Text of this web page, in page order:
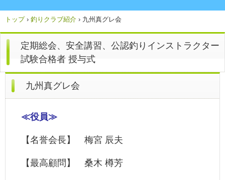
トップ › 釣りクラブ紹介 › 九州真グレ会
定期総会、安全講習、公認釣りインストラクター
試験合格者 授与式
九州真グレ会
≪役員≫
【名誉会長】 梅宮 辰夫
【最高顧問】 桑木 樽芳